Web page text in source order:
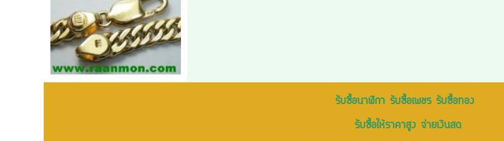
รับซื้อนาฬิกา รับซื้อเพชร รับซื้อทอง
รับซื้อให้ราคาสูง จ่ายเงินสด